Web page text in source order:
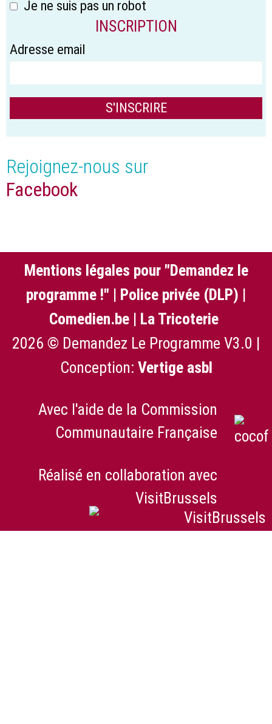
Je ne suis pas un robot
INSCRIPTION
Adresse email
Rejoignez-nous sur
Facebook
Mentions légales pour "Demandez le
programme !" | Police privée (DLP) |
Comedien.be | La Tricoterie
2026 © Demandez Le Programme V3.0 |
Conception: Vertige asbl
Avec l'aide de la Commission
Communautaire Française
Réalisé en collaboration avec
VisitBrussels